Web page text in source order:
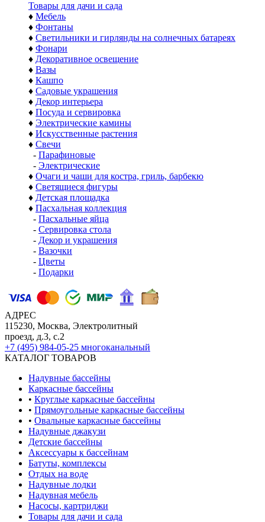
Товары для дачи и сада
♦ Мебель
♦ Фонтаны
♦ Светильники и гирлянды на солнечных батареях
♦ Фонари
♦ Декоративное освещение
♦ Вазы
♦ Кашпо
♦ Садовые украшения
♦ Декор интерьера
♦ Посуда и сервировка
♦ Электрические камины
♦ Искусственные растения
♦ Свечи
- Парафиновые
- Электрические
♦ Очаги и чаши для костра, гриль, барбекю
♦ Светящиеся фигуры
♦ Детская площадка
♦ Пасхальная коллекция
- Пасхальные яйца
- Сервировка стола
- Декор и украшения
- Вазочки
- Цветы
- Подарки
АДРЕС
115230, Москва, Электролитный
проезд, д.3, с.2
+7 (495) 984-05-25 многоканальный
КАТАЛОГ ТОВАРОВ
Надувные бассейны
Каркасные бассейны
• Круглые каркасные бассейны
• Прямоугольные каркасные бассейны
• Овальные каркасные бассейны
Надувные джакузи
Детские бассейны
Аксессуары к бассейнам
Батуты, комплексы
Отдых на воде
Надувные лодки
Надувная мебель
Насосы, картриджи
Товары для дачи и сада